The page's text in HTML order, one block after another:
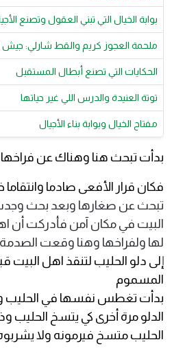
بوابة الخيال التي تبني العقول وتصنع
ملحمة العجوز كريم والقط شارلي: جيش
الحكايات التي تصنع أبطال المستقبل
توتة العنيدة والدرس اللي غير حياتها
مفتاح الخيال وبوابة بناء الأجيال
بدأت تبحث هنا وهناك عن فراخها
فكان قرار الأفعى صادما وانتقاما
تبحث عن صغارها وبعد بحث
البيت في مكان آمن فأدركت أن
لها ولفراخها وهنا وقعت الصدمة
إلى دلو الحليب لتنقذ اهل البيت
المسموم
بدأت تغطس نفسها في الحليب
الدلو مرة أخرى كي يتسخ الحليب
الحليب متسخ فيرمونه ولا